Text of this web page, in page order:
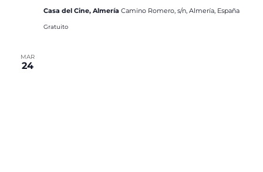
Casa del Cine, Almería Camino Romero, s/n, Almería, España
Gratuito
MAR
24